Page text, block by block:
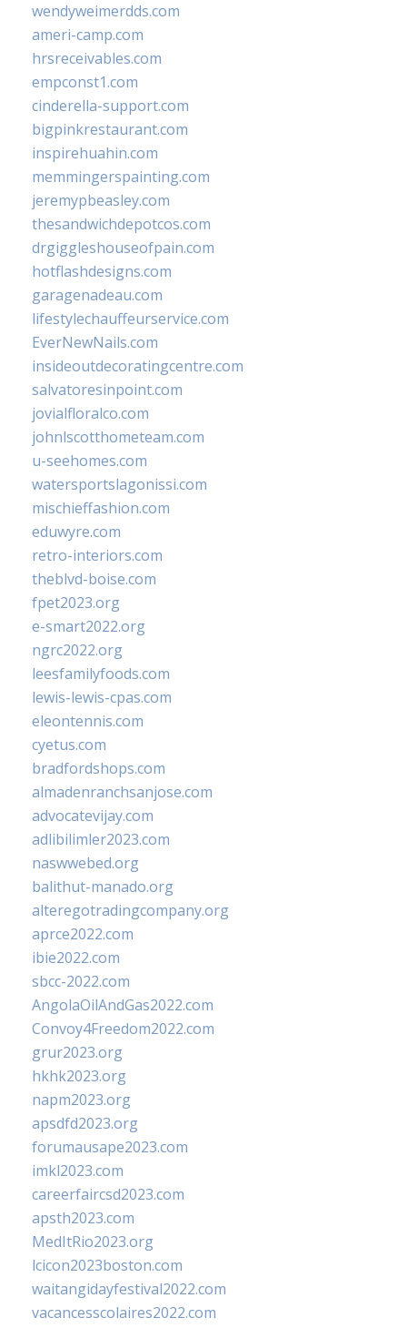
wendyweimerdds.com
ameri-camp.com
hrsreceivables.com
empconst1.com
cinderella-support.com
bigpinkrestaurant.com
inspirehuahin.com
memmingerspainting.com
jeremypbeasley.com
thesandwichdepotcos.com
drgiggleshouseofpain.com
hotflashdesigns.com
garagenadeau.com
lifestylechauffeurservice.com
EverNewNails.com
insideoutdecoratingcentre.com
salvatoresinpoint.com
jovialfloralco.com
johnlscotthometeam.com
u-seehomes.com
watersportslagonissi.com
mischieffashion.com
eduwyre.com
retro-interiors.com
theblvd-boise.com
fpet2023.org
e-smart2022.org
ngrc2022.org
leesfamilyfoods.com
lewis-lewis-cpas.com
eleontennis.com
cyetus.com
bradfordshops.com
almadenranchsanjose.com
advocatevijay.com
adlibilimler2023.com
naswwebed.org
balithut-manado.org
alteregotradingcompany.org
aprce2022.com
ibie2022.com
sbcc-2022.com
AngolaOilAndGas2022.com
Convoy4Freedom2022.com
grur2023.org
hkhk2023.org
napm2023.org
apsdfd2023.org
forumausape2023.com
imkl2023.com
careerfaircsd2023.com
apsth2023.com
MedItRio2023.org
lcicon2023boston.com
waitangidayfestival2022.com
vacancesscolaires2022.com